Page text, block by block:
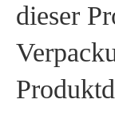
dieser